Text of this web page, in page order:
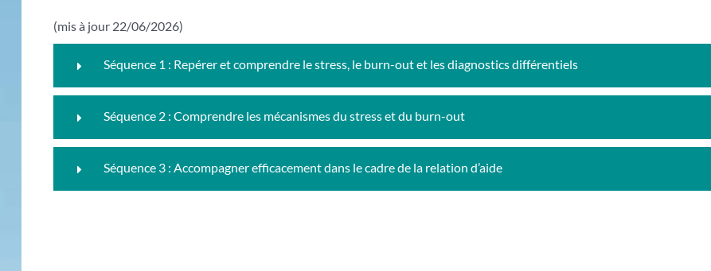
(mis à jour 22/06/2026)
Séquence 1 : Repérer et comprendre le stress, le burn-out et les diagnostics différentiels
Séquence 2 : Comprendre les mécanismes du stress et du burn-out
Séquence 3 : Accompagner efficacement dans le cadre de la relation d’aide